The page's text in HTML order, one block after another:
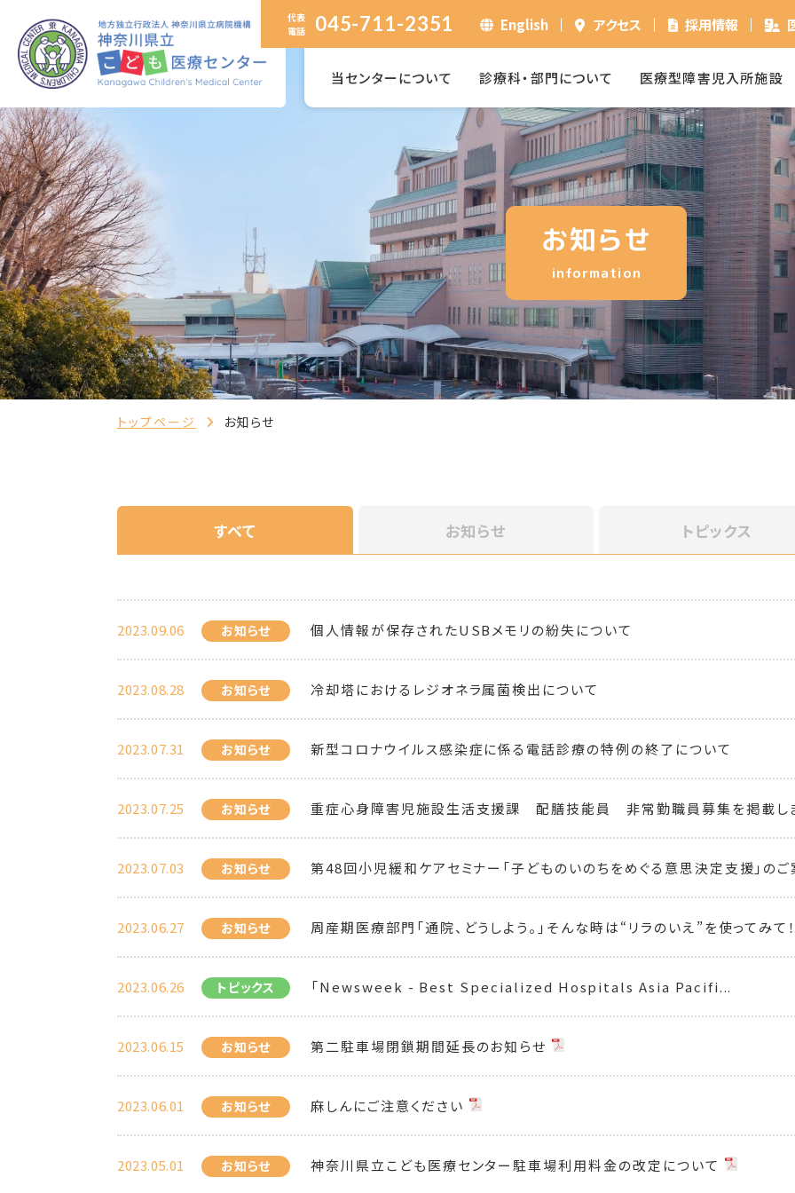
代表
電話
045-711-2351 English アクセス 採用情報
当センターについて 診療科・部門について 医療型障害児入所施設
お知らせ
information
トップページ お知らせ
すべて お知らせ トピックス
2023.09.06 お知らせ 個人情報が保存されたUSBメモリの紛失について
2023.08.28 お知らせ 冷却塔におけるレジオネラ属菌検出について
2023.07.31 お知らせ 新型コロナウイルス感染症に係る電話診療の特例の終了について
2023.07.25 お知らせ 重症心身障害児施設生活支援課 配膳技能員 非常勤職員募集を掲載し
2023.07.03 お知らせ 第48回小児緩和ケアセミナー「子どものいのちをめぐる意思決定支援」の
2023.06.27 お知らせ 周産期医療部門「通院、どうしよう。」そんな時は“リラのいえ”を使ってみて
2023.06.26 トピックス 「Newsweek - Best Specialized Hospitals Asia Pacifi...
2023.06.15 お知らせ 第二駐車場閉鎖期間延長のお知らせ
2023.06.01 お知らせ 麻しんにご注意ください
2023.05.01 お知らせ 神奈川県立こども医療センター駐車場利用料金の改定について